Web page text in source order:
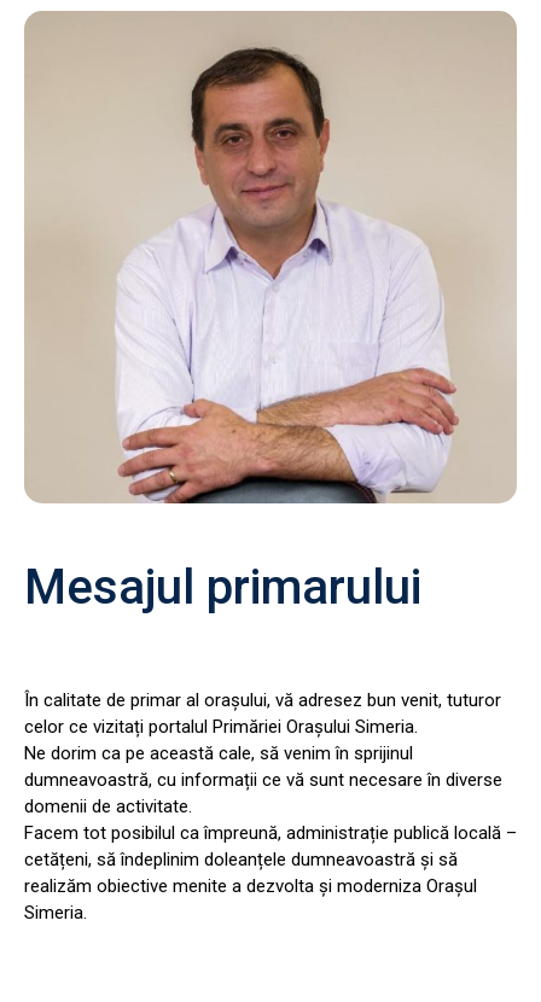
Mesajul primarului
În calitate de primar al orașului, vă adresez bun venit, tuturor
celor ce vizitați portalul Primăriei Orașului Simeria.
Ne dorim ca pe această cale, să venim în sprijinul
dumneavoastră, cu informații ce vă sunt necesare în diverse
domenii de activitate.
Facem tot posibilul ca împreună, administrație publică locală –
cetățeni, să îndeplinim doleanțele dumneavoastră și să
realizăm obiective menite a dezvolta și moderniza Orașul
Simeria.